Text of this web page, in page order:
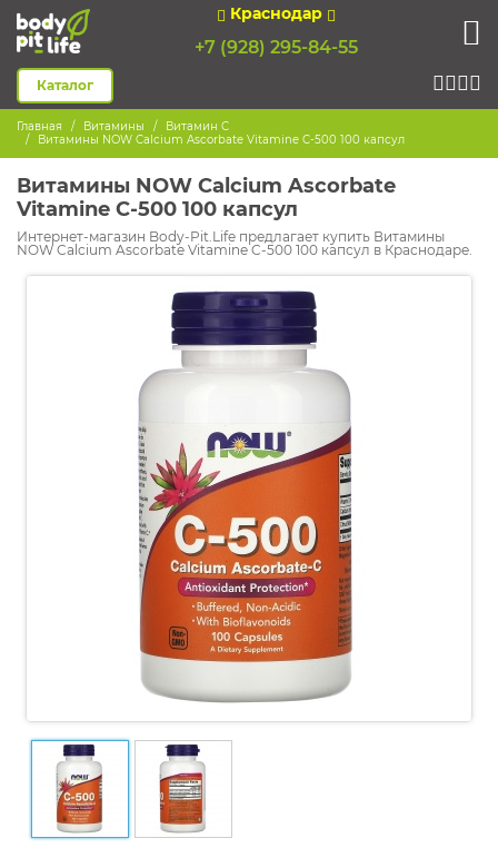
Краснодар
+7 (928) 295-84-55
Каталог
Главная Витамины
Витамин C
Витамины NOW Calcium Ascorbate Vitamine C-500 100 капсул
Витамины NOW Calcium Ascorbate
Vitamine C-500 100 капсул
Интернет-магазин Body-Pit.Life предлагает купить Витамины
NOW Calcium Ascorbate Vitamine C-500 100 капсул в Краснодаре.